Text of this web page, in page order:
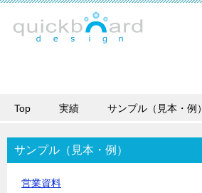
Top 実績 サンプル（見本・例）
サンプル（見本・例）
営業資料